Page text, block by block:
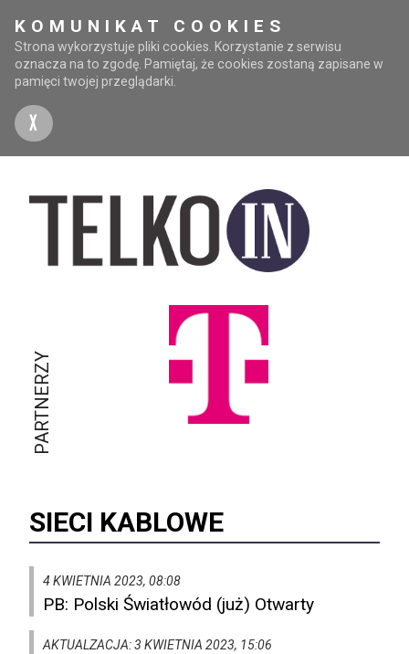
KOMUNIKAT COOKIES
Strona wykorzystuje pliki cookies. Korzystanie z serwisu
oznacza na to zgodę. Pamiętaj, że cookies zostaną zapisane w
pamięci twojej przeglądarki.
X
PARTNERZY
SIECI KABLOWE
4 KWIETNIA 2023, 08:08
PB: Polski Światłowód (już) Otwarty
AKTUALZACJA: 3 KWIETNIA 2023, 15:06